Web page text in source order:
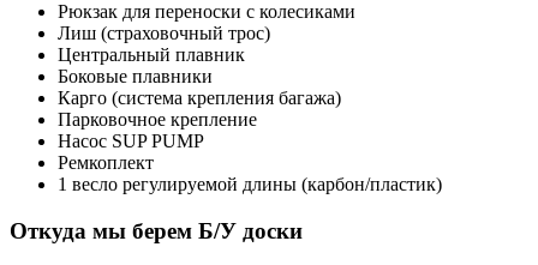
Рюкзак для переноски с колесиками
Лиш (страховочный трос)
Центральный плавник
Боковые плавники
Карго (система крепления багажа)
Парковочное крепление
Насос SUP PUMP
Ремкоплект
1 весло регулируемой длины (карбон/пластик)
Откуда мы берем Б/У доски